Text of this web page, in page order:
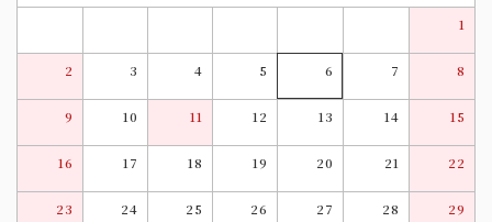
1
2 3 4 5 6 7 8
9 10 11 12 13 14 15
16 17 18 19 20 21 22
23 24 25 26 27 28 29